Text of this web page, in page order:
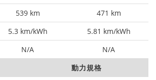
539 km
471 km
5.3 km/kWh
5.81 km/kWh
N/A
N/A
動力規格